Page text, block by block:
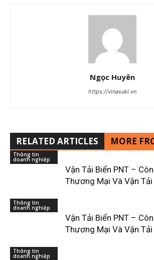
Ngọc Huyên
https://vinaxuki.vn
RELATED ARTICLES MORE
Thông tin
doanh nghiệp
Vận Tải Biển PNT –
Thương Mại Và Vận Tải
Thông tin
doanh nghiệp
Vận Tải Biển PNT –
Thương Mại Và Vận Tải
Thông tin
doanh nghiệp